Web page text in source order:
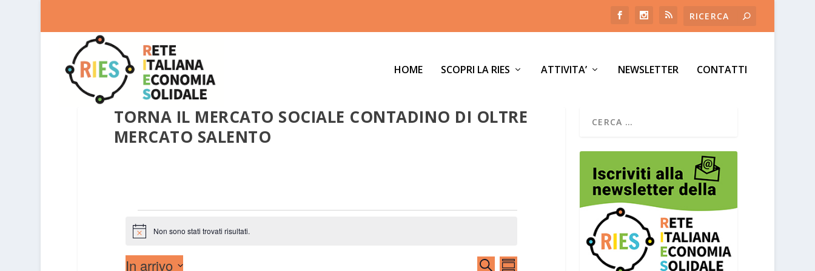
HOME SCOPRI LA RIES ATTIVITA’ NEWSLETTER CONTATTI
TORNA IL MERCATO SOCIALE CONTADINO DI OLTRE
MERCATO SALENTO
EVENTI
Notice Non sono stati trovati risultati.
EVENTI
CERCAEVENTO
In arrivo